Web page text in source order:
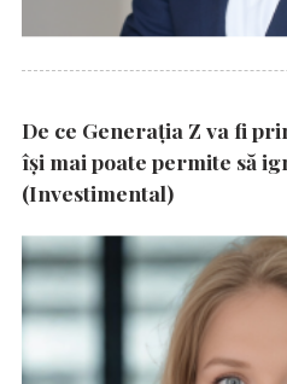
De ce Generația Z va fi
își mai poate permite să
(Investimental)